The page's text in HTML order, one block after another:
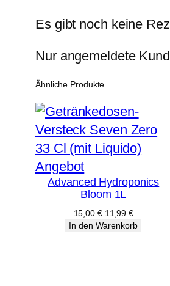
Es gibt noch keine
Nur angemeldete
Ähnliche Produkte
AngebotProdukt
im
Angebot
Advanced Hydroponics
Bloom 1L
15,00€ Ursprünglicher
Preis
11,99€Aktueller
Preis
In den Warenkorb